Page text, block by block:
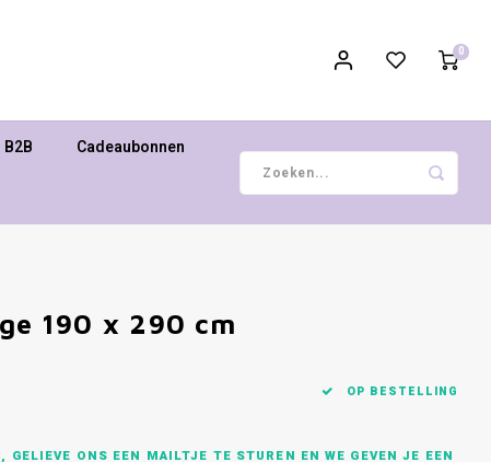
0
B2B Cadeaubonnen
190 x 290 cm
OP BESTELLING
GELIEVE ONS EEN MAILTJE TE STUREN EN WE GEVEN JE EEN